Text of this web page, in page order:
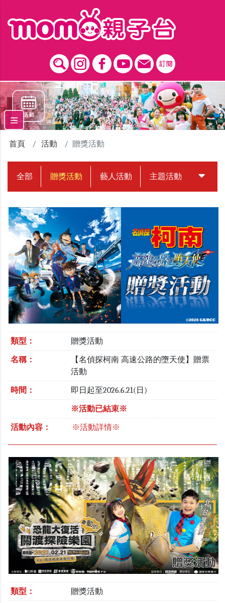
首頁 活動 贈獎活動
全部 贈獎活動 藝人活動 主題活動 中獎名
類型： 贈獎活動
名稱：
【名偵探柯南 高速公路的墮天使】贈票
活動
時間： 即日起至2026.6.21(日)
※活動已結束※
活動內容： ※活動詳情※
類型： 贈獎活動